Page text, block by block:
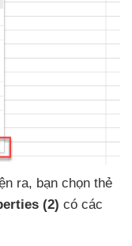
ra, bạn chọn thẻ
(2) có các